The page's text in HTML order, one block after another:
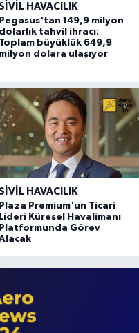
HAVACILIK
Pegasus'tan 149,9 milyon
dolarlık tahvil ihracı:
Toplam büyüklük 649,9
milyon dolara ulaşıyor
HAVACILIK
Plaza Premium'un Ticari
Lideri Küresel Havalimanı
Platformunda Görev